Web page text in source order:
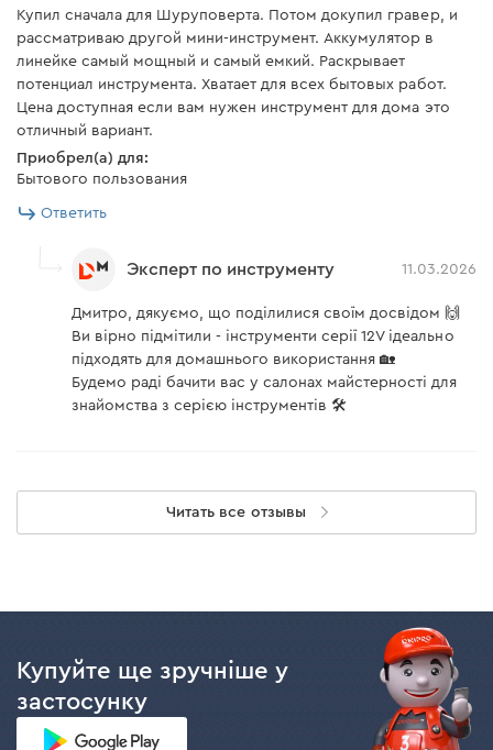
Купил сначала для Шуруповерта. Потом докупил гравер, и
рассматриваю другой мини-инструмент. Аккумулятор в
линейке самый мощный и самый емкий. Раскрывает
потенциал инструмента. Хватает для всех бытовых работ.
Цена доступная если вам нужен инструмент для дома это
отличный вариант.
Приобрел(а) для:
Бытового пользования
Ответить
Эксперт по инструменту 11.03.2026
Дмитро, дякуємо, що поділилися своїм досвідом 🙌
Ви вірно підмітили - інструменти серії 12V ідеально
підходять для домашнього використання 🏡
Будемо раді бачити вас у салонах майстерності для
знайомства з серією інструментів 🛠️
Читать все отзывы
Купуйте ще зручніше у
застосунку